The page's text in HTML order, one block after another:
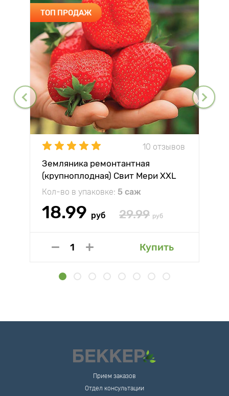
ТОП ПРОДАЖ
10 отзывов
Земляника ремонтантная
(крупноплодная) Свит Мери XXL
Кол-во в упаковке: 5 саж
18.99 руб 29.99 руб
Купить
Прием заказов
Отдел консультации